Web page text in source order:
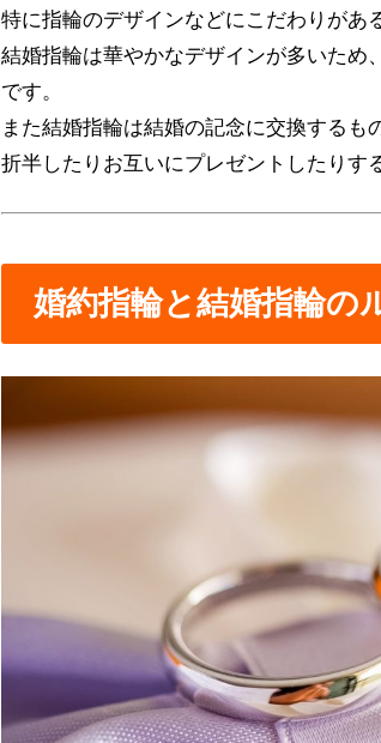
特に指輪のデザインなどにこだわりがあ
結婚指輪は華やかなデザインが多いため
です。
また結婚指輪は結婚の記念に交換するも
折半したりお互いにプレゼントしたりす
婚約指輪と結婚指輪の